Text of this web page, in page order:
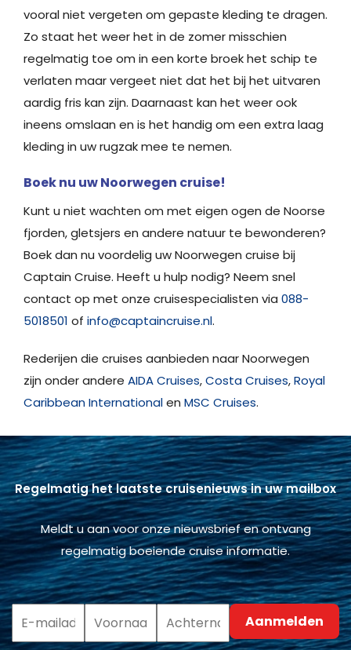
vooral niet vergeten om gepaste kleding te dragen.
Zo staat het weer het in de zomer misschien
regelmatig toe om in een korte broek het schip te
verlaten maar vergeet niet dat het bij het uitvaren
aardig fris kan zijn. Daarnaast kan het weer ook
ineens omslaan en is het handig om een extra laag
kleding in uw rugzak mee te nemen.
Boek nu uw Noorwegen cruise!
Kunt u niet wachten om met eigen ogen de Noorse
fjorden, gletsjers en andere natuur te bewonderen?
Boek dan nu voordelig uw Noorwegen cruise bij
Captain Cruise. Heeft u hulp nodig? Neem snel
contact op met onze cruisespecialisten via 088-
5018501 of info@captaincruise.nl.
Rederijen die cruises aanbieden naar Noorwegen
zijn onder andere AIDA Cruises,Costa Cruises,Royal
Caribbean Internationalen MSC Cruises.
Regelmatig het laatste cruisenieuws in uw mailbox
Meldt u aan voor onze nieuwsbrief en ontvang
regelmatig boeiende cruise informatie.